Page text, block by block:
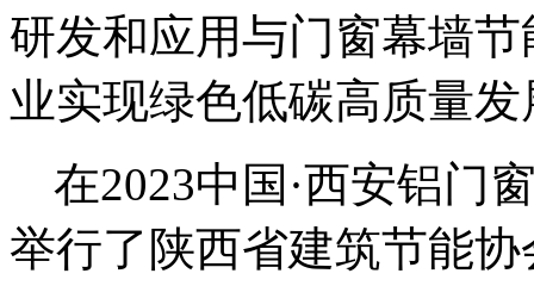
研发和应用与门窗幕墙
业实现绿色低碳高质量
在2023中国·西安铝门
举行了陕西省建筑节能